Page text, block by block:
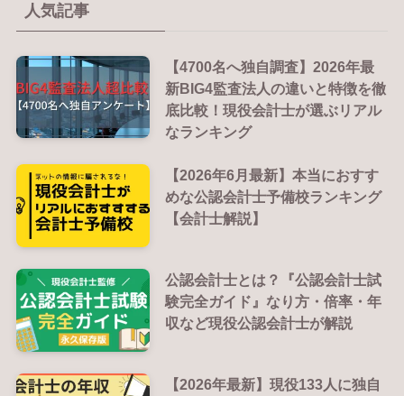
人気記事
【4700名へ独自調査】2026年最
新BIG4監査法人の違いと特徴を徹
底比較！現役会計士が選ぶリアル
なランキング
【2026年6月最新】本当におすす
めな公認会計士予備校ランキング
【会計士解説】
公認会計士とは？『公認会計士試
験完全ガイド』なり方・倍率・年
収など現役公認会計士が解説
【2026年最新】現役133人に独自